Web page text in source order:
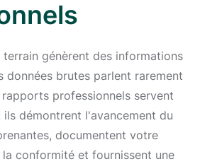
terrain génèrent des informations
données brutes parlent rarement
professionnels servent
démontrent l'avancement du
documentent votre
conformité et fournissent une